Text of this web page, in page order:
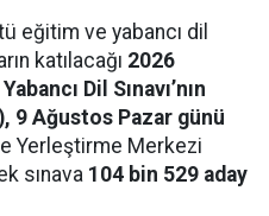
eğitim ve yabancı dil
katılacağı 2026
Dil Sınavı’nın
9 Ağustos Pazar günü
Yerleştirme Merkezi
sınava 104 bin 529 aday